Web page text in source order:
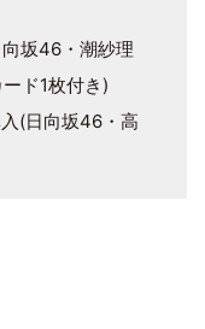
坂46・潮紗理
ド1枚付き)
(日向坂46・高